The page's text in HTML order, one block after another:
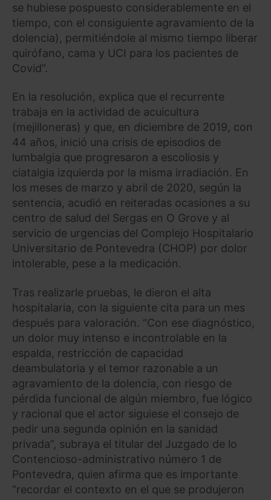
se hubiese pospuesto considerablemente en el
tiempo, con el consiguiente agravamiento de la
dolencia), permitiéndole al mismo tiempo liberar
quirófano, cama y UCI para los pacientes de
Covid”.
En la resolución, explica que el recurrente
trabaja en la actividad de acuicultura
(mejilloneras) y que, en diciembre de 2019, con
44 años, inició una crisis de episodios de
lumbalgia que progresaron a escoliosis y
ciatalgia izquierda por la misma irradiación. En
los meses de marzo y abril de 2020, según la
sentencia, acudió en reiteradas ocasiones a su
centro de salud del Sergas en O Grove y al
servicio de urgencias del Complejo Hospitalario
Universitario de Pontevedra (CHOP) por dolor
intolerable, pese a la medicación.
Tras realizarle pruebas, le dieron el alta
hospitalaria, con la siguiente cita para un mes
después para valoración. “Con ese diagnóstico,
un dolor muy intenso e incontrolable en la
espalda, restricción de capacidad
deambulatoria y el temor razonable a un
agravamiento de la dolencia, con riesgo de
pérdida funcional de algún miembro, fue lógico
y racional que el actor siguiese el consejo de
pedir una segunda opinión en la sanidad
privada”, subraya el titular del Juzgado de lo
Contencioso-administrativo número 1 de
Pontevedra, quien afirma que es importante
“recordar el contexto en el que se produjeron